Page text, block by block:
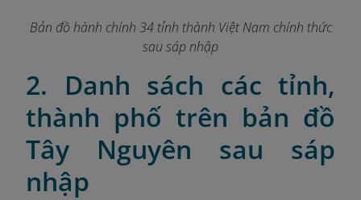
Bản đồ hành chính 34 tỉnh thành Việt Nam chính thức
sau sáp nhập
2. Danh sách các tỉnh,
thành phố trên bản đồ
Tây Nguyên sau sáp
nhập